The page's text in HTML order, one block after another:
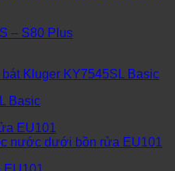
– S80 Plus
Basic